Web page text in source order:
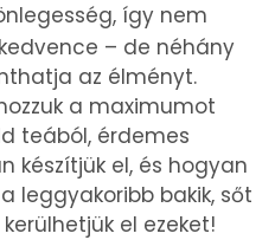
így nem
– de néhány
az élményt.
a maximumot
teából, érdemes
készítjük el, és hogyan
leggyakoribb bakik, sőt
el ezeket!